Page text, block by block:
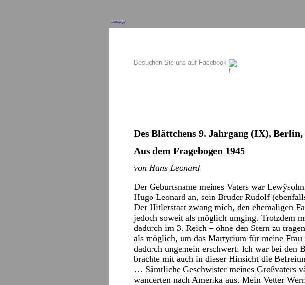
Anzeige
Besuchen Sie uns auf Facebook
Des Blättchens 9. Jahrgang (IX),
Aus dem Fragebogen 1945
von Hans Leonard
Der Geburtsname meines Vaters war
Hugo Leonard an, sein Bruder Rudolf
Der Hitlerstaat zwang mich, den ehemaligen
jedoch soweit als möglich umging. Trotzdem
dadurch im 3. Reich – ohne den Stern zu
als möglich, um das Martyrium für meine
dadurch ungemein erschwert. Ich war bei den
brachte mit auch in dieser Hinsicht die
… Sämtliche Geschwister meines Großvaters
wanderten nach Amerika aus. Mein Vetter